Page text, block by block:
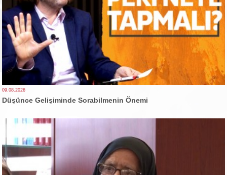
09.08.2026
Düşünce Gelişiminde Sorabilmenin Önemi